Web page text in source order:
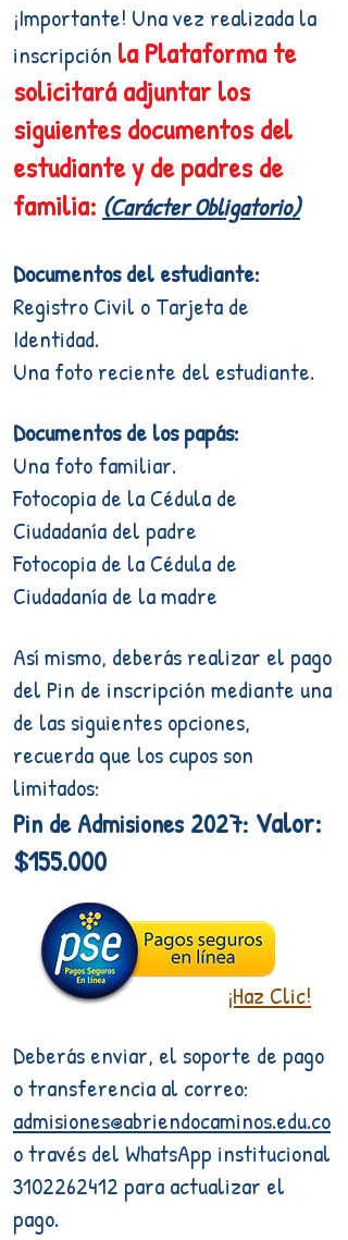
¡Importante! Una vez realizada la
inscripción la Plataforma te
solicitará adjuntar los
siguientes documentos del
estudiante y de padres de
familia: (Carácter Obligatorio)
Documentos del estudiante:
Registro Civil o Tarjeta de
Identidad.
Una foto reciente del estudiante.
Documentos de los papás:
Una foto familiar.
Fotocopia de la Cédula de
Ciudadanía del padre
Fotocopia de la Cédula de
Ciudadanía de la madre
Así mismo, deberás realizar el pago
del Pin de inscripción mediante una
de las siguientes opciones,
recuerda que los cupos son
limitados:
Pin de Admisiones 2027: Valor:
$155.000
Deberás enviar, el soporte de pago
o transferencia al correo:
admisiones@abriendocaminos.edu.co
o través del WhatsApp institucional
3102262412 para actualizar el
pago.
¡Haz Clic!